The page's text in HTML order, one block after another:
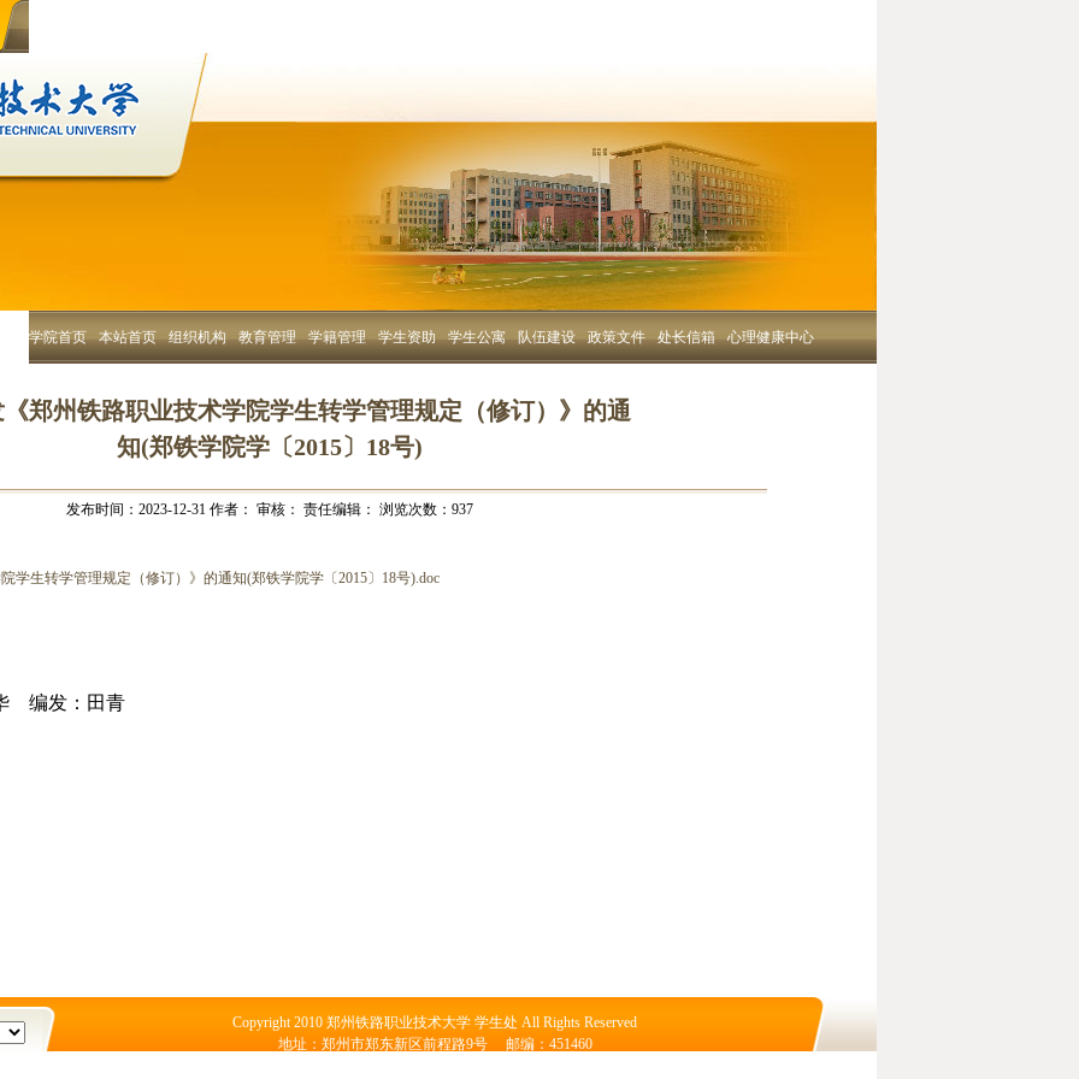
学院首页 本站首页 组织机构 教育管理 学籍管理 学生资助 学生公寓 队伍建设 政策文件 处长信箱 心理健康中心
郑州铁路职业技术学院学生转学管理规定（修订）》的通
知(郑铁学院学〔2015〕18号)
发布时间：2023-12-31 作者： 审核： 责任编辑： 浏览次数： 937
学生转学管理规定（修订）》的通知(郑铁学院学〔2015〕18号).doc
编发：田青
Copyright 2010 郑州铁路职业技术大学 学生处 All Rights Reserved
地址：郑州市郑东新区前程路9号 邮编：451460